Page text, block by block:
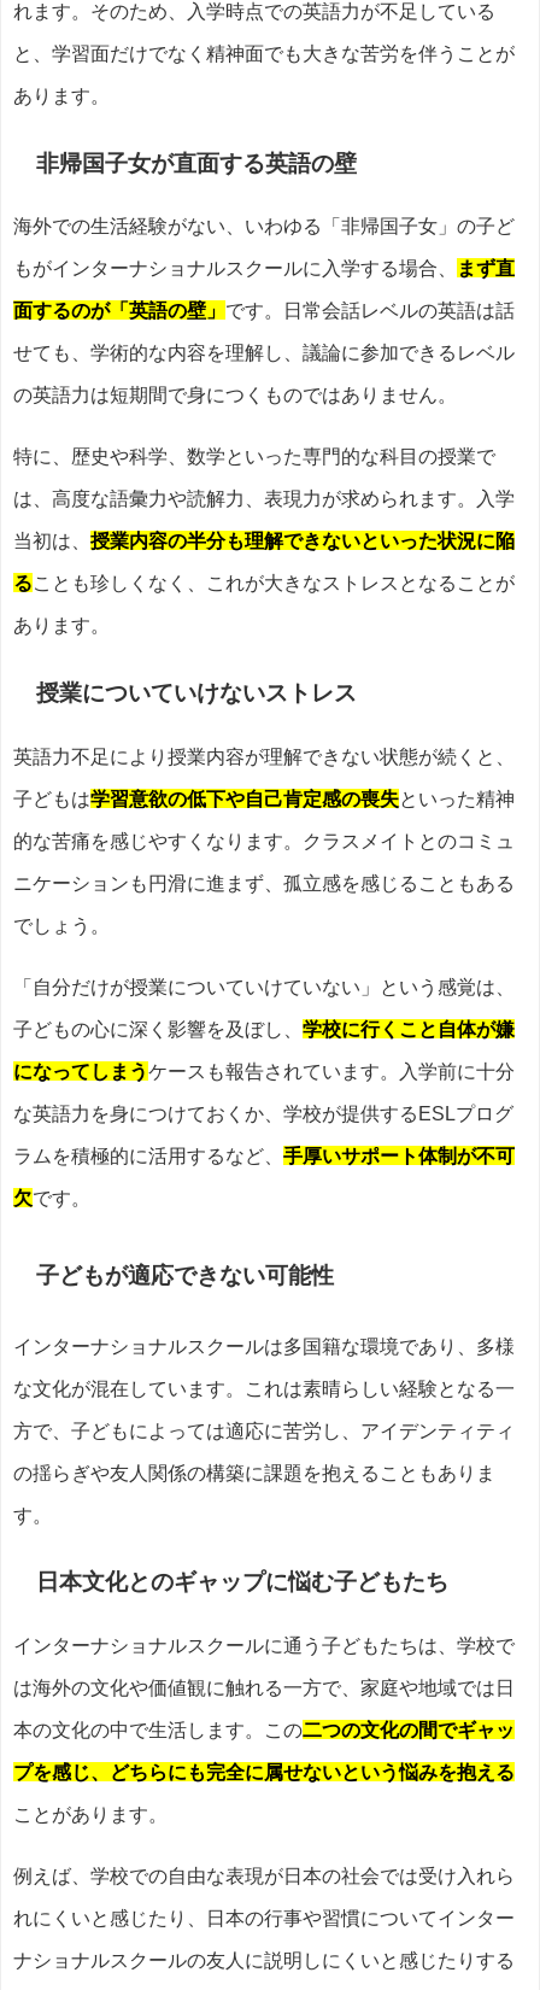
れます。そのため、入学時点での英語力が不足している
と、学習面だけでなく精神面でも大きな苦労を伴うことが
あります。
非帰国子女が直面する英語の壁
海外での生活経験がない、いわゆる「非帰国子女」の子ど
もがインターナショナルスクールに入学する場合、 まず直
面するのが「英語の壁」 です。日常会話レベルの英語は話
せても、学術的な内容を理解し、議論に参加できるレベル
の英語力は短期間で身につくものではありません。
特に、歴史や科学、数学といった専門的な科目の授業で
は、高度な語彙力や読解力、表現力が求められます。入学
当初は、 授業内容の半分も理解できないといった状況に陥
ることも珍しくなく、これが大きなストレスとなることが
あります。
授業についていけないストレス
英語力不足により授業内容が理解できない状態が続くと、
子どもは学習意欲の低下や自己肯定感の喪失といった精神
的な苦痛を感じやすくなります。クラスメイトとのコミュ
ニケーションも円滑に進まず、孤立感を感じることもある
でしょう。
「自分だけが授業についていけていない」という感覚は、
子どもの心に深く影響を及ぼし、 学校に行くこと自体が嫌
になってしまうケースも報告されています。入学前に十分
な英語力を身につけておくか、学校が提供するESLプログ
ラムを積極的に活用するなど、 手厚いサポート体制が不可
欠です。
子どもが適応できない可能性
インターナショナルスクールは多国籍な環境であり、多様
な文化が混在しています。これは素晴らしい経験となる一
方で、子どもによっては適応に苦労し、アイデンティティ
の揺らぎや友人関係の構築に課題を抱えることもありま
す。
日本文化とのギャップに悩む子どもたち
インターナショナルスクールに通う子どもたちは、学校で
は海外の文化や価値観に触れる一方で、家庭や地域では日
本の文化の中で生活します。この二つの文化の間でギャッ
プを感じ、どちらにも完全に属せないという悩みを抱える
ことがあります。
例えば、学校での自由な表現が日本の社会では受け入れら
れにくいと感じたり、日本の行事や習慣についてインター
ナショナルスクールの友人に説明しにくいと感じたりする